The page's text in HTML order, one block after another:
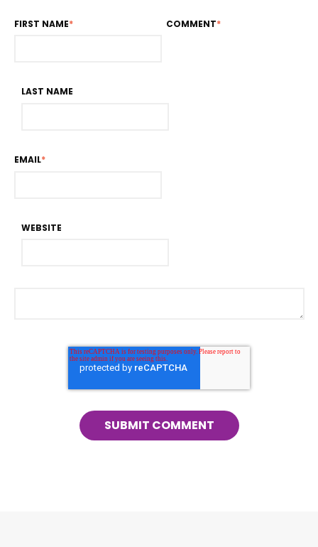
FIRST NAME*
LAST NAME
EMAIL*
WEBSITE
COMMENT*